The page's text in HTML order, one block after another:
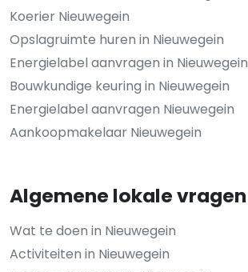
Koerier Nieuwegein
Opslagruimte huren in Nieuwegein
Energielabel aanvragen in Nieuwegein
Bouwkundige keuring in Nieuwegein
Energielabel aanvragen Nieuwegein
Aankoopmakelaar Nieuwegein
Algemene lokale vragen
Wat te doen in Nieuwegein
Activiteiten in Nieuwegein